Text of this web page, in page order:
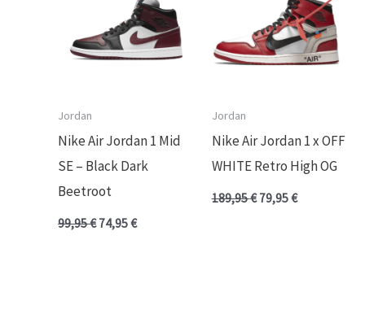
Jordan
Nike Air Jordan 1 Mid
SE – Black Dark
Beetroot
99,95€
99,95 €.
74,95€
74,95 €.
Jordan
Nike Air Jordan 1 x OFF
WHITE Retro High OG
189,95€
189,95 €.
79,95€
79,95 €.